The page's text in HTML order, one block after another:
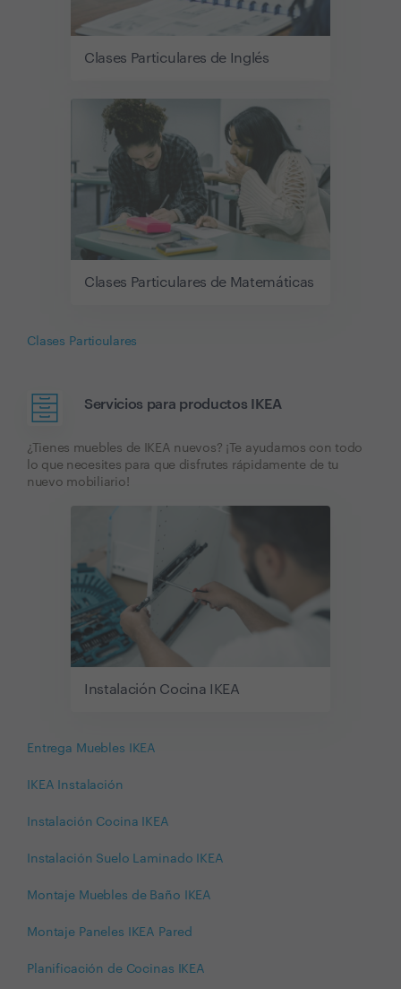
Clases Particulares de Inglés
Clases Particulares de Matemáticas
Clases Particulares
Servicios para productos IKEA
¿Tienes muebles de IKEA nuevos? ¡Te ayudamos con todo
lo que necesites para que disfrutes rápidamente de tu
nuevo mobiliario!
Instalación Cocina IKEA
Entrega Muebles IKEA
IKEA Instalación
Instalación Cocina IKEA
Instalación Suelo Laminado IKEA
Montaje Muebles de Baño IKEA
Montaje Paneles IKEA Pared
Planificación de Cocinas IKEA